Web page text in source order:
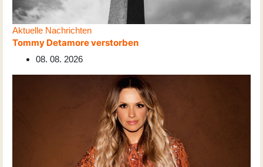
Aktuelle Nachrichten
Tommy Detamore verstorben
08. 08. 2026